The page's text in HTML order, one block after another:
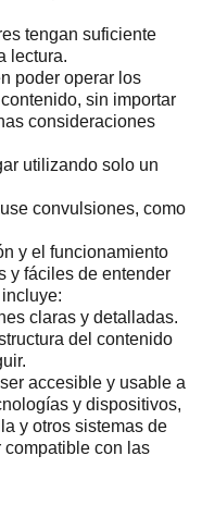
tengan suficiente
lectura.
poder operar los
sin importar
consideraciones
utilizando solo un
convulsiones, como
y el funcionamiento
y fáciles de entender
claras y detalladas.
del contenido
accesible y usable a
y dispositivos,
y otros sistemas de
compatible con las